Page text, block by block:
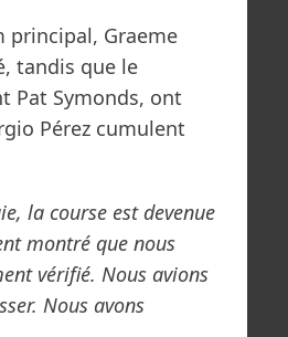
principal, Graeme
tandis que le
Pat Symonds, ont
Pérez cumulent
la course est devenue
montré que nous
vérifié. Nous avions
Nous avons